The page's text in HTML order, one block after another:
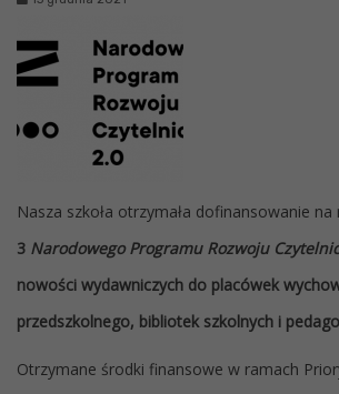
Nasza szkoła otrzymała dofinansowanie na
3 Narodowego Programu Rozwoju
nowości wydawniczych do placówek
przedszkolnego, bibliotek szkolnych i
Otrzymane środki finansowe w ramach